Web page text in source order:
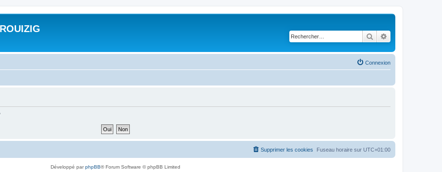
Rechercher
Connexion
Fuseau horaire sur UTC+01:00
Supprimer les cookies
Développé parphpBB® Forum Software © phpBB Limited